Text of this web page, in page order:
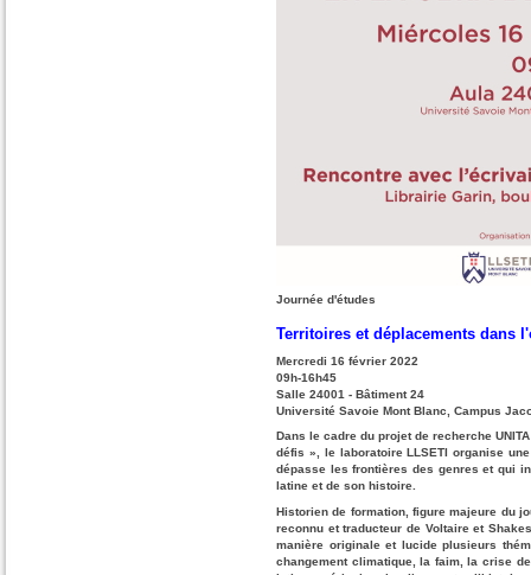
Journée d'études
Territoires et déplacements dans
Mercredi 16 février 2022
09h-16h45
Salle 24001 - Bâtiment 24
Université Savoie Mont Blanc, Campus
Dans le cadre du projet de recherche
défis », le laboratoire LLSETI organise
dépasse les frontières des genres et qui
latine et de son histoire.
Historien de formation, figure majeure du
reconnu et traducteur de Voltaire et
manière originale et lucide plusieurs
changement climatique, la faim, la crise